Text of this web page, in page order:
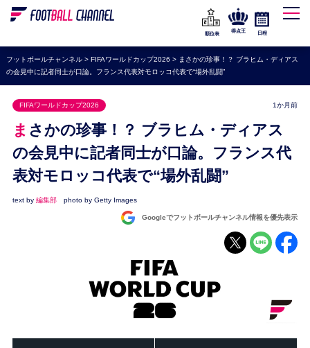
WEリーグ
海外サッカー
プレミアリーグ
ラ・リーガ
セリエA
ブンデスリーガ
UEFA
ナショナルチーム
順位表
得点王 日程
フットボールチャンネル> FIFAワールドカップ2026 > まさかの珍事！？ ブラヒム・ディアス
の会見中に記者同士が口論。フランス代表対モロッコ代表で“場外乱闘”
FIFAワールドカップ2026 1か月前
まさかの珍事！？ ブラヒム・ディアス
の会見中に記者同士が口論。フランス代
表対モロッコ代表で“場外乱闘”
text by 編集部 photo by Getty Images
Googleでフットボールチャンネル情報を優先表示